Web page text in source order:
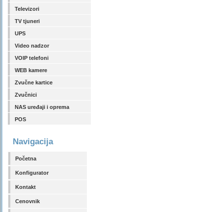
Televizori
TV tjuneri
UPS
Video nadzor
VOIP telefoni
WEB kamere
Zvučne kartice
Zvučnici
NAS uređaji i oprema
POS
Navigacija
Početna
Konfigurator
Kontakt
Cenovnik